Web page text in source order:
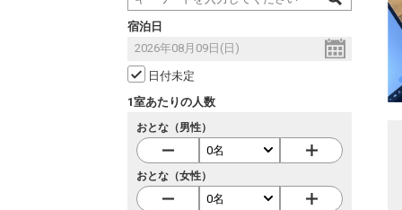
宿泊日
日付未定
1室あたりの人数
おとな（男性）
おとな（女性）